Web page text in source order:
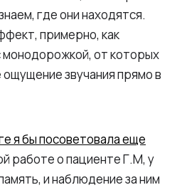
где они находятся.
примерно, как
от которых
звучания прямо в
я бы посоветовала еще
работе о пациенте Г.М, у
и наблюдение за ним